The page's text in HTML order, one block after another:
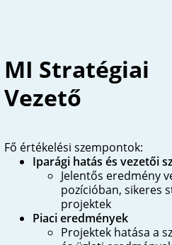
MI Stratégiai
Vezető
Fő értékelési szempontok:
Iparági hatás és vezetői
Jelentős eredmény
pozícióban, sikeres
projektek
Piaci eredmények
Projektek hatása a